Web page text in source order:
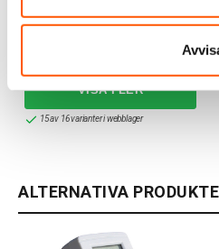
Exxact Primo Ramar
15 av 16 varianter i webblager
ALTERNATIVA